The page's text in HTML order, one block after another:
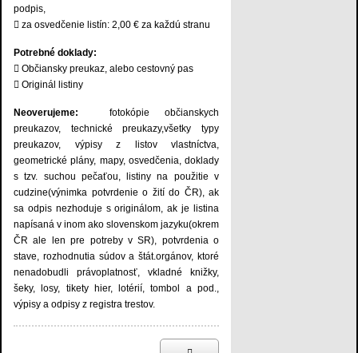
podpis,
 za osvedčenie listín: 2,00 € za každú stranu
Potrebné doklady:
 Občiansky preukaz, alebo cestovný pas
 Originál listiny
Neoverujeme: fotokópie občianskych
preukazov, technické preukazy,všetky typy
preukazov, výpisy z listov vlastníctva,
geometrické plány, mapy, osvedčenia, doklady
s tzv. suchou pečaťou, listiny na použitie v
cudzine(výnimka potvrdenie o žití do ČR), ak
sa odpis nezhoduje s originálom, ak je listina
napísaná v inom ako slovenskom jazyku(okrem
ČR ale len pre potreby v SR), potvrdenia o
stave, rozhodnutia súdov a štát.orgánov, ktoré
nenadobudli právoplatnosť, vkladné knižky,
šeky, losy, tikety hier, lotérií, tombol a pod.,
výpisy a odpisy z registra trestov.